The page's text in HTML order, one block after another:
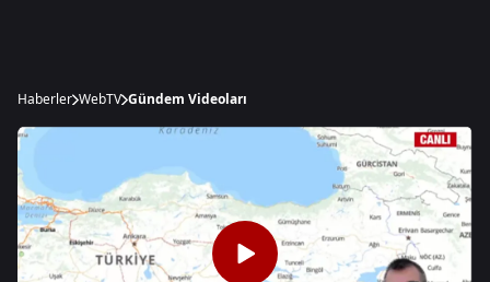
Haberler WebTV Gündem Videoları